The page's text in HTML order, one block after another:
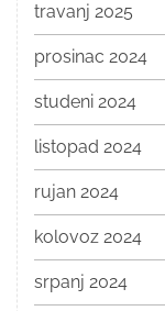
travanj 2025
prosinac 2024
studeni 2024
listopad 2024
rujan 2024
kolovoz 2024
srpanj 2024